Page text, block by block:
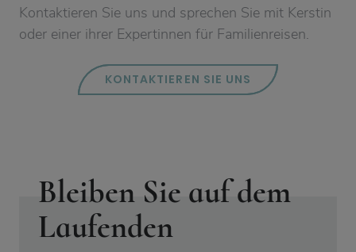
Kontaktieren Sie uns und sprechen Sie mit Kerstin
oder einer ihrer Expertinnen für Familienreisen.
KONTAKTIEREN SIE UNS
Bleiben Sie auf dem
Laufenden